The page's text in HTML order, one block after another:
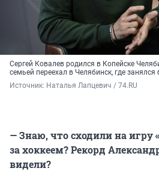
Сергей Ковалев родился в Копейске
семьей переехал в Челябинск, где занялся
Источник: Наталья Лапцевич / 74.RU
— Знаю, что сходили на игру
за хоккеем? Рекорд
видели?